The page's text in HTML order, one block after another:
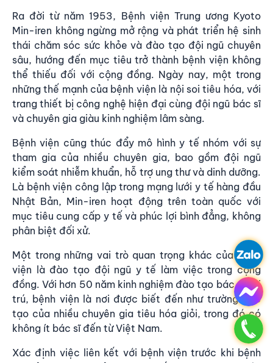
Ra đời từ năm 1953, Bệnh viện Trung ương Kyoto
Min-iren không ngừng mở rộng và phát triển hệ sinh
thái chăm sóc sức khỏe và đào tạo đội ngũ chuyên
sâu, hướng đến mục tiêu trở thành bệnh viện không
thể thiếu đối với cộng đồng. Ngày nay, một trong
những thế mạnh của bệnh viện là nội soi tiêu hóa, với
trang thiết bị công nghệ hiện đại cùng đội ngũ bác sĩ
và chuyên gia giàu kinh nghiệm lâm sàng.
Bệnh viện cũng thúc đẩy mô hình y tế nhóm với sự
tham gia của nhiều chuyên gia, bao gồm đội ngũ
kiểm soát nhiễm khuẩn, hỗ trợ ung thư và dinh dưỡng.
Là bệnh viện công lập trong mạng lưới y tế hàng đầu
Nhật Bản, Min-iren hoạt động trên toàn quốc với
mục tiêu cung cấp y tế và phúc lợi bình đẳng, không
phân biệt đối xử.
Một trong những vai trò quan trọng khác của bệnh
viện là đào tạo đội ngũ y tế làm việc trong cộng
đồng. Với hơn 50 năm kinh nghiệm đào tạo bác sĩ nội
trú, bệnh viện là nơi được biết đến như trường đào
tạo của nhiều chuyên gia tiêu hóa giỏi, trong đó có
không ít bác sĩ đến từ Việt Nam.
Xác định việc liên kết với bệnh viện trước khi bệnh